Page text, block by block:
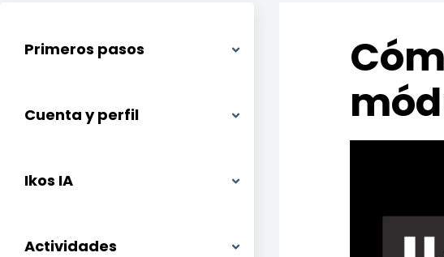
Primeros pasos
Cuenta y perfil
Ikos IA
Actividades